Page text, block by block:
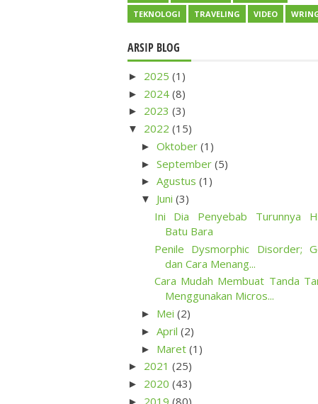
TEKNOLOGI
TRAVELING VIDEO
ARSIP BLOG
► 2025 (1)
► 2024 (8)
► 2023 (3)
▼ 2022 (15)
► Oktober (1)
► September (5)
► Agustus (1)
▼ Juni (3)
Ini Dia Penyebab Turunnya
Batu Bara
Penile Dysmorphic Disorder;
dan Cara Menang...
Cara Mudah Membuat Tanda
Menggunakan Micros...
► Mei (2)
► April (2)
► Maret (1)
► 2021 (25)
► 2020 (43)
► 2019 (80)